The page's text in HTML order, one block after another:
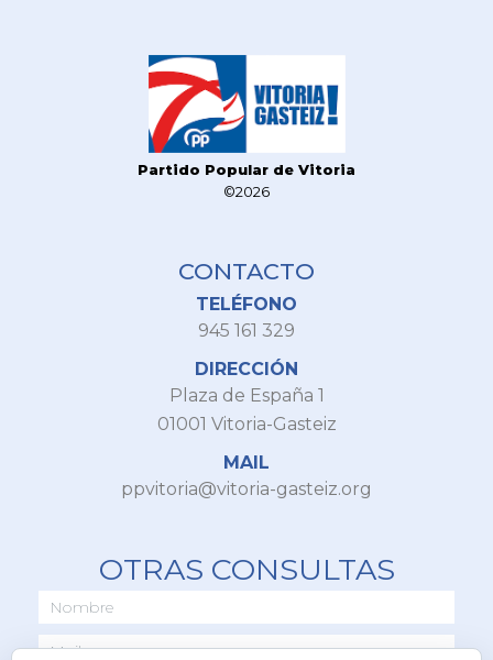
Partido Popular de Vitoria
©2026
CONTACTO
TELÉFONO
945 161 329
DIRECCIÓN
Plaza de España 1
01001 Vitoria-Gasteiz
MAIL
ppvitoria@vitoria-gasteiz.org
OTRAS CONSULTAS